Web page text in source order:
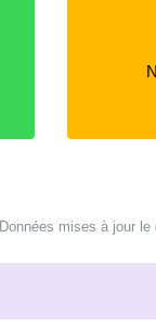
Données mises à jour